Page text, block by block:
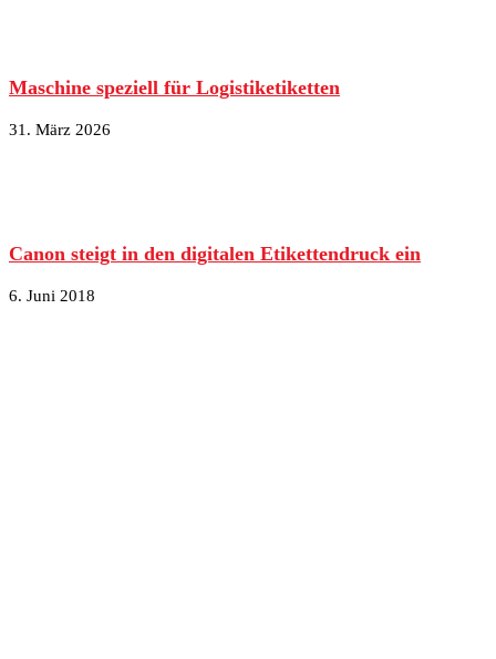
Maschine speziell für Logistiketiketten
31. März 2026
Canon steigt in den digitalen Etikettendruck ein
6. Juni 2018